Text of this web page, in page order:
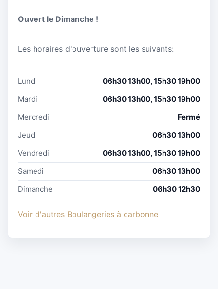
Ouvert le Dimanche !
Les horaires d'ouverture sont les suivants:
Lundi
06h30 13h00, 15h30 19h00
Mardi
06h30 13h00, 15h30 19h00
Mercredi
Fermé
Jeudi
06h30 13h00
Vendredi
06h30 13h00, 15h30 19h00
Samedi
06h30 13h00
Dimanche
06h30 12h30
Voir d'autres Boulangeries à carbonne